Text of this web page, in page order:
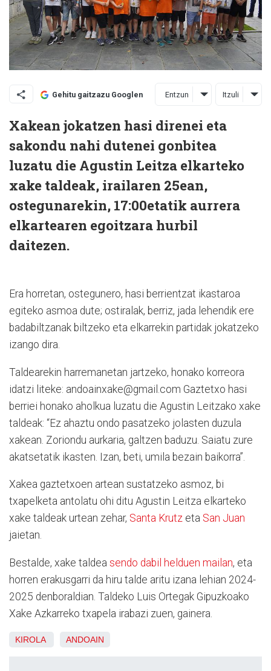
Gehitu gaitzazu Googlen Entzun Itzuli
Xakean jokatzen hasi direnei eta
sakondu nahi dutenei gonbitea
luzatu die Agustin Leitza elkarteko
xake taldeak, irailaren 25ean,
ostegunarekin, 17:00etatik aurrera
elkartearen egoitzara hurbil
daitezen.
Era horretan, ostegunero, hasi berrientzat ikastaroa
egiteko asmoa dute; ostiralak, berriz, jada lehendik ere
badabiltzanak biltzeko eta elkarrekin partidak jokatzeko
izango dira.
Taldearekin harremanetan jartzeko, honako korreora
idatzi liteke: andoainxake@gmail.com Gaztetxo hasi
berriei honako aholkua luzatu die Agustin Leitzako xake
taldeak: “Ez ahaztu ondo pasatzeko jolasten duzula
xakean. Zoriondu aurkaria, galtzen baduzu. Saiatu zure
akatsetatik ikasten. Izan, beti, umila bezain baikorra”.
Xakea gaztetxoen artean sustatzeko asmoz, bi
txapelketa antolatu ohi ditu Agustin Leitza elkarteko
xake taldeak urtean zehar, Santa Krutz eta San Juan
jaietan.
Bestalde, xake taldea sendo dabil helduen mailan, eta
horren erakusgarri da hiru talde aritu izana lehian 2024-
2025 denboraldian. Taldeko Luis Ortegak Gipuzkoako
Xake Azkarreko txapela irabazi zuen, gainera.
KIROLA ANDOAIN